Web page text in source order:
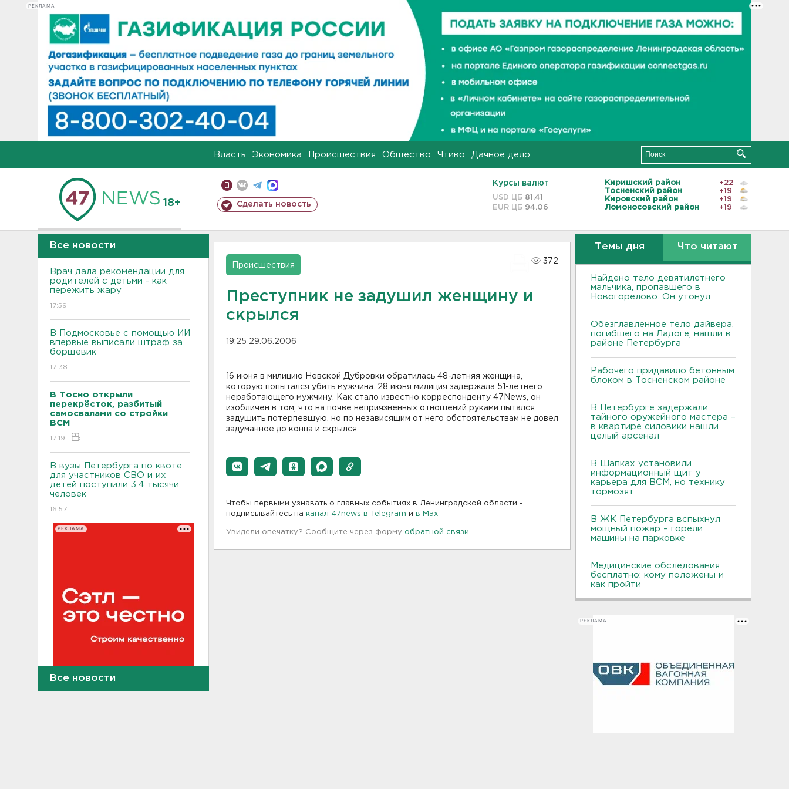
РЕКЛАМА
Власть Экономика Происшествия Общество Чтиво Дачное дело
18+ Сделать новость
Курсы валют
USD ЦБ 81.41
EUR ЦБ 94.06
Киришский район
+22
Тосненский район
+19
Кировский район
+19
Ломоносовский район
+19
Все новости
Врач дала рекомендации для
родителей с детьми - как
пережить жару
17:59
В Подмосковье с помощью ИИ
впервые выписали штраф за
борщевик
17:38
В Тосно открыли
перекрёсток, разбитый
самосвалами со стройки
ВСМ
17:19
В вузы Петербурга по квоте
для участников СВО и их
детей поступили 3,4 тысячи
человек
16:57
РЕКЛАМА
Все новости
Происшествия
372
Преступник не задушил женщину и
скрылся
19:25 29.06.2006
16 июня в милицию Невской Дубровки обратилась 48-летняя женщина,
которую попытался убить мужчина. 28 июня милиция задержала 51-летнего
неработающего мужчину. Как стало известно корреспонденту 47News, он
изобличен в том, что на почве неприязненных отношений руками пытался
задушить потерпевшую, но по независящим от него обстоятельствам не довел
задуманное до конца и скрылся.
Чтобы первыми узнавать о главных событиях в Ленинградской области -
подписывайтесь на канал 47news в Telegram и в Maх
Увидели опечатку? Сообщите через форму обратной связи
Темы дня Что читают
Найдено тело девятилетнего
мальчика, пропавшего в
Новогорелово. Он утонул
Обезглавленное тело дайвера,
погибшего на Ладоге, нашли в
районе Петербурга
Рабочего придавило бетонным
блоком в Тосненском районе
В Петербурге задержали
тайного оружейного мастера –
в квартире силовики нашли
целый арсенал
В Шапках установили
информационный щит у
карьера для ВСМ, но технику
тормозят
В ЖК Петербурга вспыхнул
мощный пожар – горели
машины на парковке
Медицинские обследования
бесплатно: кому положены и
как пройти
РЕКЛАМА